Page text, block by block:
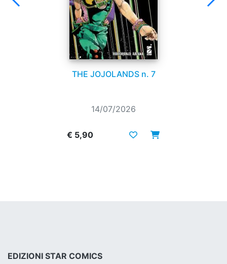
THE JOJOLANDS n. 7
14/07/2026
€ 5,90
EDIZIONI STAR COMICS